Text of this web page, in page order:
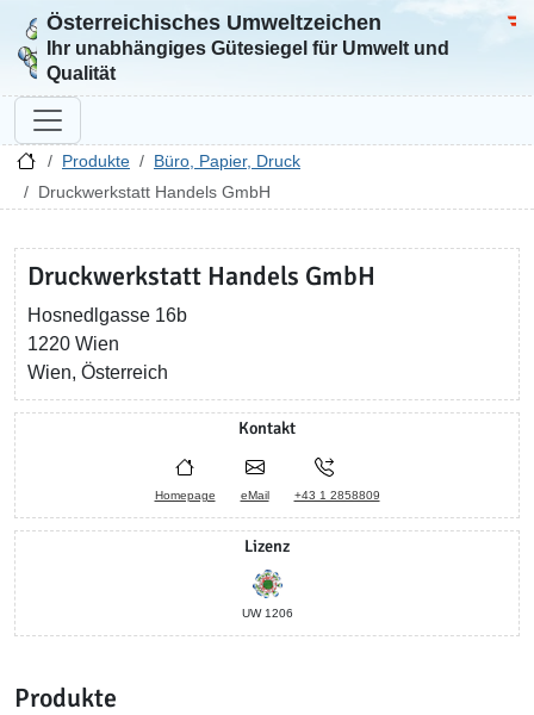
Zur Startseite
Österreichisches Umweltzeichen
Ihr unabhängiges Gütesiegel für Umwelt und
Qualität
Produkte
Büro, Papier, Druck
Druckwerkstatt Handels GmbH
Druckwerkstatt Handels GmbH
Hosnedlgasse 16b
1220 Wien
Wien, Österreich
Kontakt
Homepage eMail +43 1 2858809
Lizenz
UW 1206
Produkte